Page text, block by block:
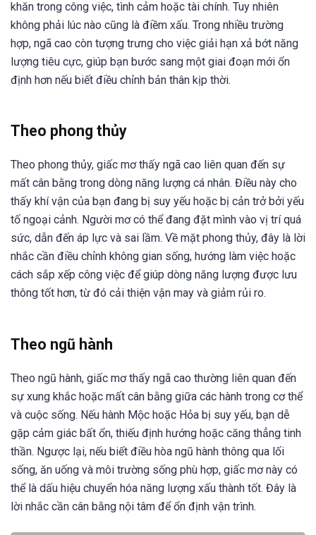
khăn trong công việc, tình cảm hoặc tài chính. Tuy nhiên
không phải lúc nào cũng là điềm xấu. Trong nhiều trường
hợp, ngã cao còn tượng trưng cho việc giải hạn xả bớt năng
lượng tiêu cực, giúp bạn bước sang một giai đoạn mới ổn
định hơn nếu biết điều chỉnh bản thân kịp thời.
Theo phong thủy
Theo phong thủy, giấc mơ thấy ngã cao liên quan đến sự
mất cân bằng trong dòng năng lượng cá nhân. Điều này cho
thấy khí vận của bạn đang bị suy yếu hoặc bị cản trở bởi yếu
tố ngoại cảnh. Người mơ có thể đang đặt mình vào vị trí quá
sức, dẫn đến áp lực và sai lầm. Về mặt phong thủy, đây là lời
nhắc cần điều chỉnh không gian sống, hướng làm việc hoặc
cách sắp xếp công việc để giúp dòng năng lượng được lưu
thông tốt hơn, từ đó cải thiện vận may và giảm rủi ro.
Theo ngũ hành
Theo ngũ hành, giấc mơ thấy ngã cao thường liên quan đến
sự xung khắc hoặc mất cân bằng giữa các hành trong cơ thể
và cuộc sống. Nếu hành Mộc hoặc Hỏa bị suy yếu, bạn dễ
gặp cảm giác bất ổn, thiếu định hướng hoặc căng thẳng tinh
thần. Ngược lại, nếu biết điều hòa ngũ hành thông qua lối
sống, ăn uống và môi trường sống phù hợp, giấc mơ này có
thể là dấu hiệu chuyển hóa năng lượng xấu thành tốt. Đây là
lời nhắc cần cân bằng nội tâm để ổn định vận trình.